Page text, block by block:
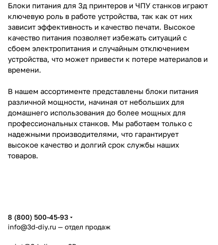
Блоки питания для 3д принтеров и ЧПУ станков играют
ключевую роль в работе устройства, так как от них
зависит эффективность и качество печати. Высокое
качество питания позволяет избежать ситуаций с
сбоем электропитания и случайным отключением
устройства, что может привести к потере материалов и
времени.
В нашем ассортименте представлены блоки питания
различной мощности, начиная от небольших для
домашнего использования до более мощных для
профессиональных станков. Мы работаем только с
надежными производителями, что гарантирует
высокое качество и долгий срок службы наших
товаров.
8 (800) 500-45-93
info@3d-diy.ru — отдел продаж